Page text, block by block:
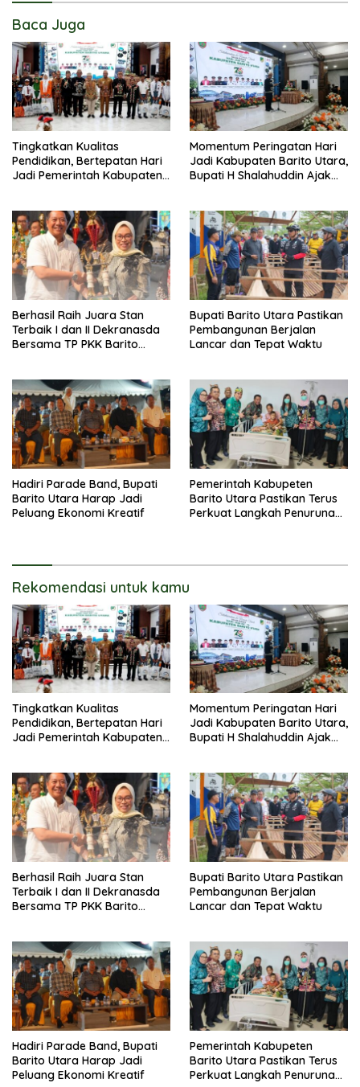
Baca Juga
Tingkatkan Kualitas
Pendidikan, Bertepatan Hari
Jadi Pemerintah Kabupaten
Momentum Peringatan Hari
Jadi Kabupaten Barito Utara,
Bupati H Shalahuddin Ajak
Daerah
Berhasil Raih Juara Stan
Terbaik I dan II Dekranasda
Bersama TP PKK Barito
Bupati Barito Utara Pastikan
Pembangunan Berjalan
Lancar dan Tepat Waktu
Hadiri Parade Band, Bupati
Barito Utara Harap Jadi
Peluang Ekonomi Kreatif
Pemerintah Kabupeten
Barito Utara Pastikan Terus
Perkuat Langkah Penurunan
Rekomendasi untuk kamu
Tingkatkan Kualitas
Pendidikan, Bertepatan Hari
Jadi Pemerintah Kabupaten
Momentum Peringatan Hari
Jadi Kabupaten Barito Utara,
Bupati H Shalahuddin Ajak
Daerah
Berhasil Raih Juara Stan
Terbaik I dan II Dekranasda
Bersama TP PKK Barito
Bupati Barito Utara Pastikan
Pembangunan Berjalan
Lancar dan Tepat Waktu
Hadiri Parade Band, Bupati
Barito Utara Harap Jadi
Peluang Ekonomi Kreatif
Pemerintah Kabupeten
Barito Utara Pastikan Terus
Perkuat Langkah Penurunan